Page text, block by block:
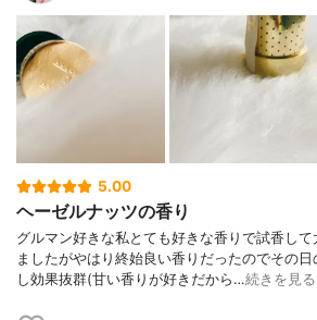
5.00
ヘーゼルナッツの香り
グルマン好きな私とても好きな香りで試香して
ましたがやはり終始良い香りだったのでその
し効果抜群(甘い香りが好きだから…続きを見る